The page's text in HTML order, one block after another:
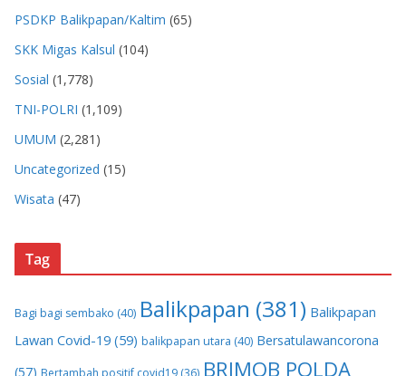
PSDKP Balikpapan/Kaltim (65)
SKK Migas Kalsul (104)
Sosial (1,778)
TNI-POLRI (1,109)
UMUM (2,281)
Uncategorized (15)
Wisata (47)
Tag
Bagi bagi sembako (40) Balikpapan (381) Balikpapan
Lawan Covid-19 (59) balikpapan utara (40) Bersatulawancorona
(57) Bertambah positif covid19 (36) BRIMOB POLDA